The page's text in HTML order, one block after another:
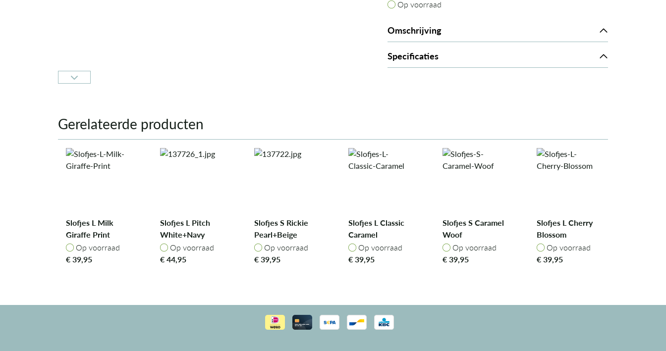
Op voorraad
Op voorraad
Omschrijving
Specificaties
Gerelateerde producten
Slofjes L Milk
Giraffe Print
Op voorraad
Op voorraad
€39,95
Slofjes L Pitch
White+Navy
Op voorraad
Op voorraad
€44,95
Slofjes S Rickie
Pearl+Beige
Op voorraad
Op voorraad
€39,95
Slofjes L Classic
Caramel
Op voorraad
Op voorraad
€39,95
Slofjes S Caramel
Woof
Op voorraad
Op voorraad
€39,95
Slofjes L Cherry
Blossom
Op voorraad
Op voorraad
€39,95